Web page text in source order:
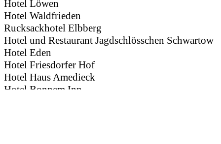
Hotel Löwen
Hotel Waldfrieden
Rucksackhotel Elbberg
Hotel und Restaurant Jagdschlösschen Schwartow
Hotel Eden
Hotel Friesdorfer Hof
Hotel Haus Amedieck
Hotel Bonnem Inn